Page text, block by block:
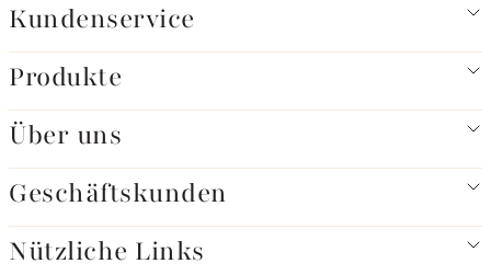
Kundenservice
Produkte
Über uns
Geschäftskunden
Nützliche Links